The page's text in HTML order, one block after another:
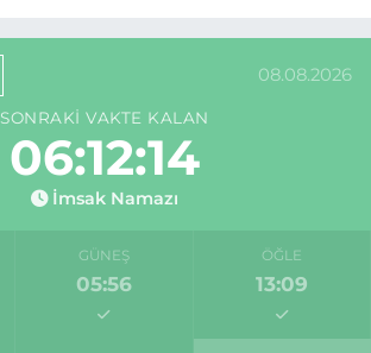
08.08.2026
SONRAKI VAKTE KALAN
06:12:13
İmsak Namazı
GÜNEŞ
05:56
ÖĞLE
13:09